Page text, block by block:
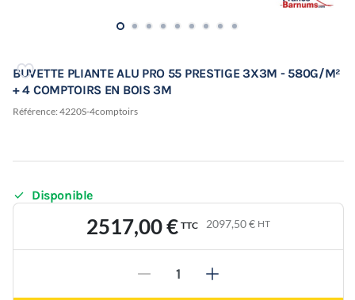
BUVETTE PLIANTE ALU PRO 55 PRESTIGE 3X3M - 580G/M²
+ 4 COMPTOIRS EN BOIS 3M
Référence: 4220S-4comptoirs
 Disponible
2517,00 € TTC 2097,50 € HT
- +